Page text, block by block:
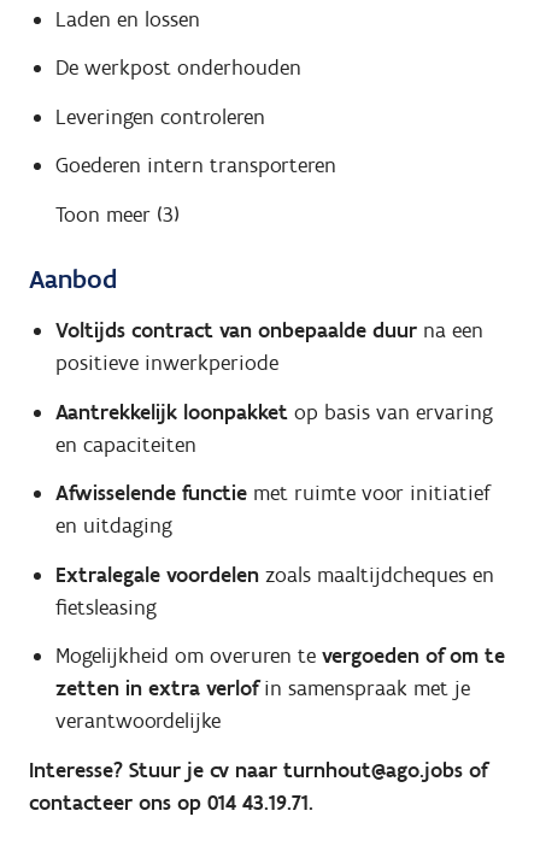
Laden en lossen
De werkpost onderhouden
Leveringen controleren
Goederen intern transporteren
Toon meer (3)
Aanbod
Voltijds contract van onbepaalde duurna een
positieve inwerkperiode
Aantrekkelijk loonpakketop basis van ervaring
en capaciteiten
Afwisselende functiemet ruimte voor initiatief
en uitdaging
Extralegale voordelenzoals maaltijdcheques en
fietsleasing
Mogelijkheid om overuren te vergoeden of om te
zetten in extra verlofin samenspraak met je
verantwoordelijke
Interesse? Stuur je cv naar turnhout@ago.jobs of
contacteer ons op 014 43.19.71.